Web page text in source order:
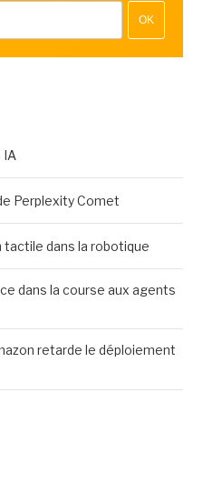
OK
IA
Perplexity Comet
tactile dans la robotique
dans la course aux agents
retarde le déploiement